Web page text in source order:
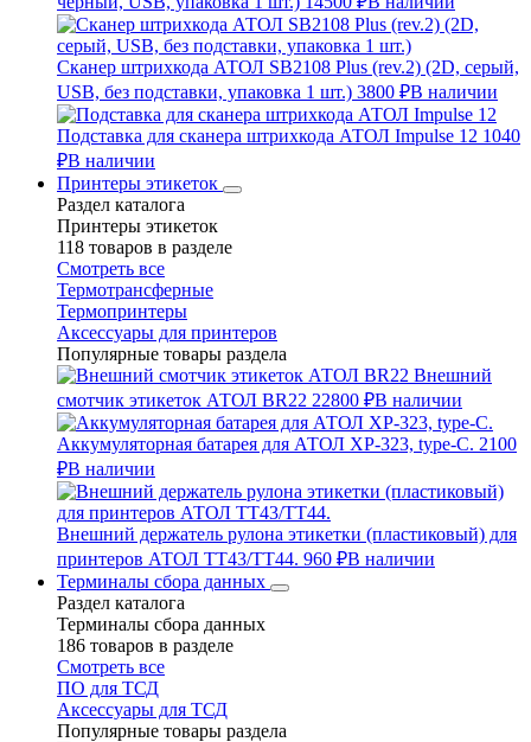
Сканер штрихкода АТОЛ SB2108 Plus (rev.2) (2D, серый,
USB, без подставки, упаковка 1 шт.) 3800 ₽В наличии
Подставка для сканера штрихкода АТОЛ Impulse 12 1040
₽В наличии
Принтеры этикеток
Раздел каталога
Принтеры этикеток
118 товаров в разделе
Смотреть все
Термотрансферные
Термопринтеры
Аксессуары для принтеров
Популярные товары раздела
Внешний
смотчик этикеток АТОЛ BR22 22800 ₽В наличии
Аккумуляторная батарея для АТОЛ XP-323, type-C. 2100
₽В наличии
Внешний держатель рулона этикетки (пластиковый) для
принтеров АТОЛ TT43/TT44. 960 ₽В наличии
Терминалы сбора данных
Раздел каталога
Терминалы сбора данных
186 товаров в разделе
Смотреть все
ПО для ТСД
Аксессуары для ТСД
Популярные товары раздела